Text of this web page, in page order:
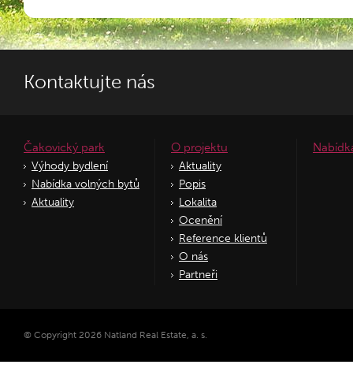
Kontaktujte nás
Čakovický park
Výhody bydlení
Nabídka volných bytů
Aktuality
O projektu
Aktuality
Popis
Lokalita
Ocenění
Reference klientů
O nás
Partneři
© Copyright 2026 Natland Real Estate, a. s.